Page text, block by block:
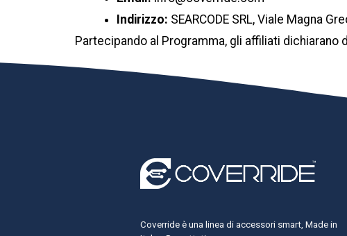
Indirizzo: SEARCODE SRL, Viale Magna
Partecipando al Programma, gli affiliati
Coverride è una linea di accessori smart, Made in